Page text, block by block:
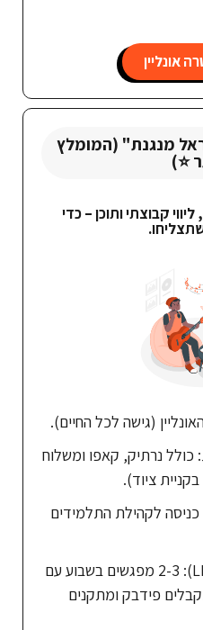
אונליין
"ישראל מנגנת" (המומלץ
⭐)
קבוצתי ותוכן – כדי
(גישה לכל החיים).
נרתיק, קאפו ומשלוח
ציוד).
כניסה לקהילת התלמידים
מפגשי זום שבועיים (LIVE): 2-3 מפגשים בשבוע עם
פידבק ומתקנים